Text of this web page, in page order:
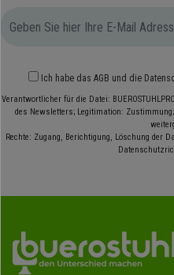
Ich habe das AGB und die
Verantwortlicher für die Datei:
des Newsletters; Legitimation:
Rechte: Zugang, Berichtigung, Löschung der